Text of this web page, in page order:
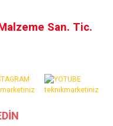
San. Tic.